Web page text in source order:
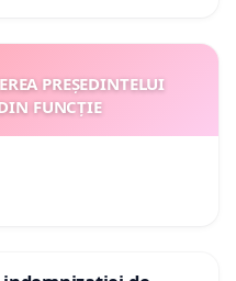
PREȘEDINTELUI
FUNCȚIE